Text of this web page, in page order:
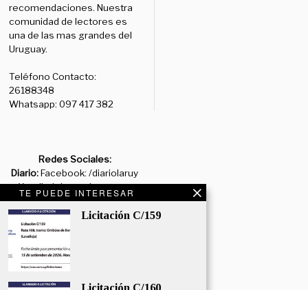
TE PUEDE INTERESAR
Licitación C/159
recomendaciones. Nuestra
comunidad de lectores es
una de las mas grandes del
Uruguay.
Teléfono Contacto:
26188348
Whatsapp: 097 417 382
Redes Sociales:
Diario:Facebook: /diariolaruy
- X: @diariolaruy - Instagram:
@diariolar_uy
Departamento Comercial:
comercial@grupormultimedio.com
Departamento de Avisos:
avisos@grupormultimedio.com